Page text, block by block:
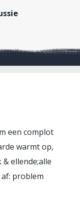
een complot
warmt op,
ellende;alle
problem